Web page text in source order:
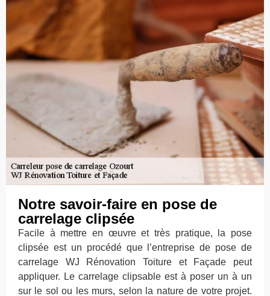
Notre savoir-faire en pose de
carrelage clipsée
Facile à mettre en œuvre et très pratique, la pose
clipsée est un procédé que l’entreprise de pose de
carrelage WJ Rénovation Toiture et Façade peut
appliquer. Le carrelage clipsable est à poser un à un
sur le sol ou les murs, selon la nature de votre projet.